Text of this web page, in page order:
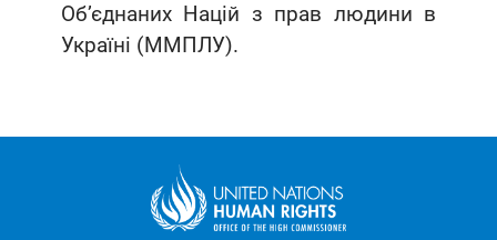
Об’єднаних Націй з прав людини в
Україні (ММПЛУ).